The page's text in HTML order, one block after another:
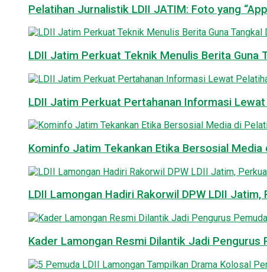
Pelatihan Jurnalistik LDII JATIM: Foto yang
LDII Jatim Perkuat Teknik Menulis Berita Guna
LDII Jatim Perkuat Pertahanan Informasi
Kominfo Jatim Tekankan Etika Bersosial
LDII Lamongan Hadiri Rakorwil DPW LDII
Kader Lamongan Resmi Dilantik Jadi